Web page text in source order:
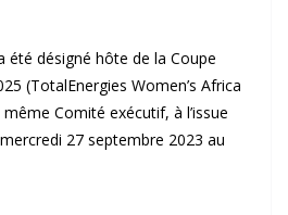
été désigné hôte de la Coupe
(TotalEnergies Women’s Africa
Comité exécutif, à l’issue
27 septembre 2023 au